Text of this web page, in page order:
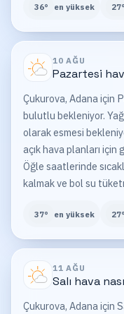
36° en yüksek 27°
10 AĞU
Pazartesi
Çukurova, Adana için
bulutlu bekleniyor.
olarak esmesi
açık hava planları
Öğle saatlerinde
kalmak ve bol su
37° en yüksek 27°
11 AĞU
Salı hava
Çukurova, Adana için